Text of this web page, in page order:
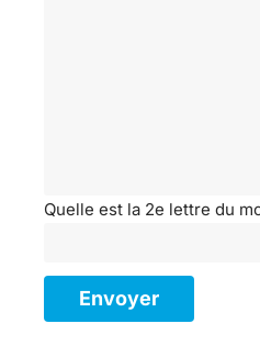
Quelle est la 2e lettre du